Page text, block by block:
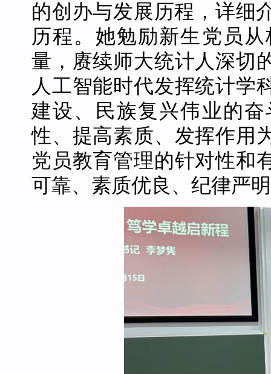
的创办与发展历程，详细
历程。她勉励新生党员
量，赓续师大统计人深切
人工智能时代发挥统计学
建设、民族复兴伟业的
性、提高素质、发挥作用
党员教育管理的针对性和
可靠、素质优良、纪律严